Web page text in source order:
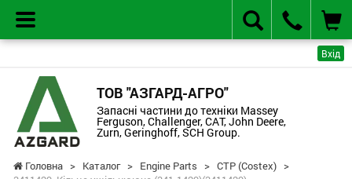
Вхід
ТОВ "АЗГАРД-АГРО"
Запасні частини до техніки Massey
Ferguson, Challenger, CAT, John Deere,
Zurn, Geringhoff, SCH Group.
Головна > Каталог > Engine Parts > CTP (Costex) >